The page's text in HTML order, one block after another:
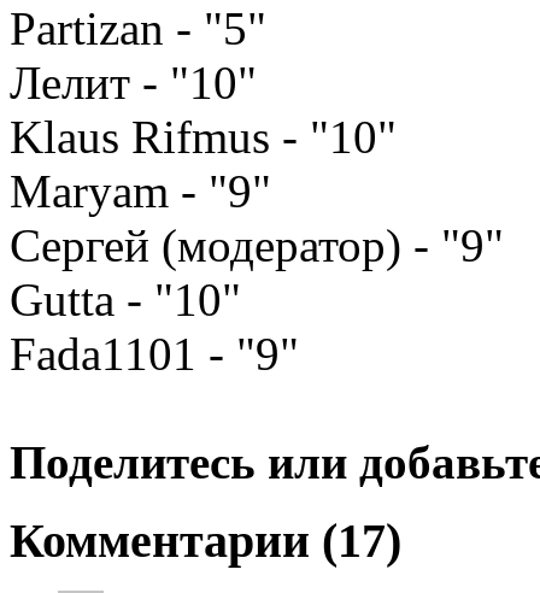
Partizan - "5"
Лелит - "10"
Klaus Rifmus - "10"
Maryam - "9"
Сергей (модератор) - "9"
Gutta - "10"
Fada1101 - "9"
Поделитесь или
Комментарии (17)